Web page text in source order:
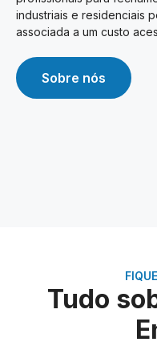
industriais e residenciais
associada a um custo
Sobre nós
Tudo